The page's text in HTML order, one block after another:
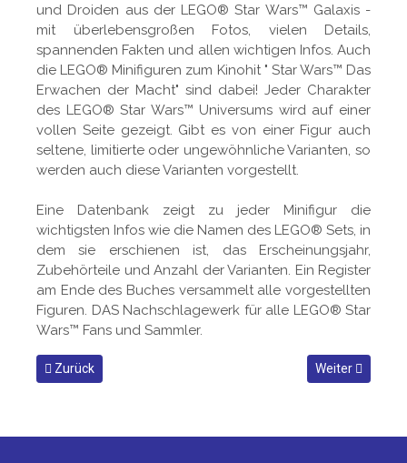
und Droiden aus der LEGO® Star Wars™ Galaxis -
mit überlebensgroßen Fotos, vielen Details,
spannenden Fakten und allen wichtigen Infos. Auch
die LEGO® Minifiguren zum Kinohit " Star Wars™ Das
Erwachen der Macht" sind dabei! Jeder Charakter
des LEGO® Star Wars™ Universums wird auf einer
vollen Seite gezeigt. Gibt es von einer Figur auch
seltene, limitierte oder ungewöhnliche Varianten, so
werden auch diese Varianten vorgestellt.
Eine Datenbank zeigt zu jeder Minifigur die
wichtigsten Infos wie die Namen des LEGO® Sets, in
dem sie erschienen ist, das Erscheinungsjahr,
Zubehörteile und Anzahl der Varianten. Ein Register
am Ende des Buches versammelt alle vorgestellten
Figuren. DAS Nachschlagewerk für alle LEGO® Star
Wars™ Fans und Sammler.
Vorheriger Beitrag: Buchempfehlung: Roverdrohne selber
Zurück Nächster
Weiter